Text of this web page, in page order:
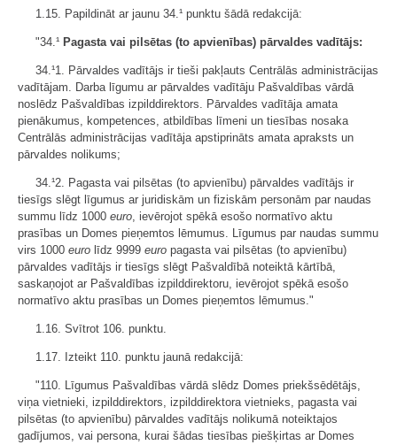
1.15. Papildināt ar jaunu 34.¹ punktu šādā redakcijā:
"34.¹ Pagasta vai pilsētas (to apvienības) pārvaldes vadītājs:
34.¹1. Pārvaldes vadītājs ir tieši pakļauts Centrālās administrācijas
vadītājam. Darba līgumu ar pārvaldes vadītāju Pašvaldības vārdā
noslēdz Pašvaldības izpilddirektors. Pārvaldes vadītāja amata
pienākumus, kompetences, atbildības līmeni un tiesības nosaka
Centrālās administrācijas vadītāja apstiprināts amata apraksts un
pārvaldes nolikums;
34.¹2. Pagasta vai pilsētas (to apvienību) pārvaldes vadītājs ir
tiesīgs slēgt līgumus ar juridiskām un fiziskām personām par naudas
summu līdz 1000 euro, ievērojot spēkā esošo normatīvo aktu
prasības un Domes pieņemtos lēmumus. Līgumus par naudas summu
virs 1000 euro līdz 9999 euro pagasta vai pilsētas (to apvienību)
pārvaldes vadītājs ir tiesīgs slēgt Pašvaldībā noteiktā kārtībā,
saskaņojot ar Pašvaldības izpilddirektoru, ievērojot spēkā esošo
normatīvo aktu prasības un Domes pieņemtos lēmumus."
1.16. Svītrot 106. punktu.
1.17. Izteikt 110. punktu jaunā redakcijā:
"110. Līgumus Pašvaldības vārdā slēdz Domes priekšsēdētājs,
viņa vietnieki, izpilddirektors, izpilddirektora vietnieks, pagasta vai
pilsētas (to apvienību) pārvaldes vadītājs nolikumā noteiktajos
gadījumos, vai persona, kurai šādas tiesības piešķirtas ar Domes